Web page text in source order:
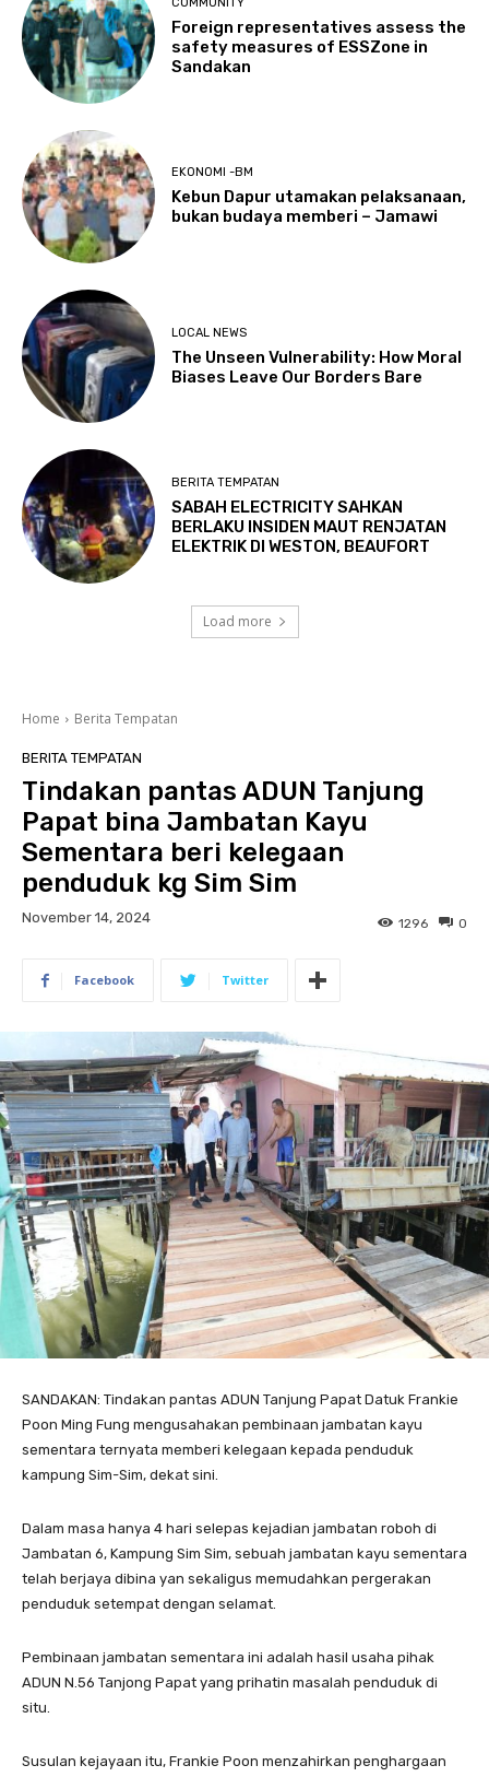
Foreign representatives assess the
safety measures of ESSZone in
Sandakan
EKONOMI -BM
Kebun Dapur utamakan pelaksanaan,
bukan budaya memberi – Jamawi
LOCAL NEWS
The Unseen Vulnerability: How Moral
Biases Leave Our Borders Bare
BERITA TEMPATAN
SABAH ELECTRICITY SAHKAN
BERLAKU INSIDEN MAUT RENJATAN
ELEKTRIK DI WESTON, BEAUFORT
Load more